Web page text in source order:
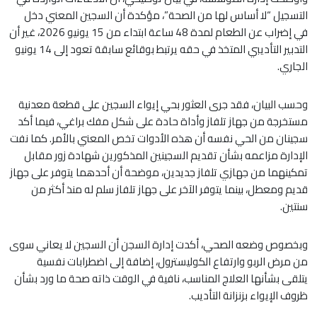
التسجيل “لا أساس لها من الصحة”، مؤكدة أن السجين المعني دخل
في إضراب عن الطعام لمدة 48 ساعة ابتداء من 15 يونيو 2026، غير أن
التدبير التأديبي المتخذ في حقه يرتبط بوقائع سابقة تعود إلى 14 يونيو
الجاري.
وحسب البيان، فقد جرى العثور بحي إيواء السجين على قطعة معدنية
مستخرجة من جهاز تلفاز وأداة حادة على شكل مفك براغي، فيما أكد
سجينان من الحي نفسه أن هذه الأدوات تخص المعني بالأمر. كما نفت
الإدارة مزاعمه بشأن تقديم السجينين المذكورين شهادة زور مقابل
تمكينهما من جهازي تلفاز جديدين، موضحة أن أحدهما يتوفر على جهاز
قديم ومعطل، بينما يتوفر الآخر على جهاز تلفاز سلم له منذ أكثر من
سنتين.
وبخصوص وضعه الصحي، أكدت إدارة السجن أن السجين لا يعاني سوى
من مرض الربو وارتفاع الكوليسترول، إضافة إلى اضطرابات نفسية
يتلقى بشأنها العلاج المناسب، نافية في الوقت ذاته صحة ما ورد بشأن
ظروف الإيواء بزنزانة التأديب.